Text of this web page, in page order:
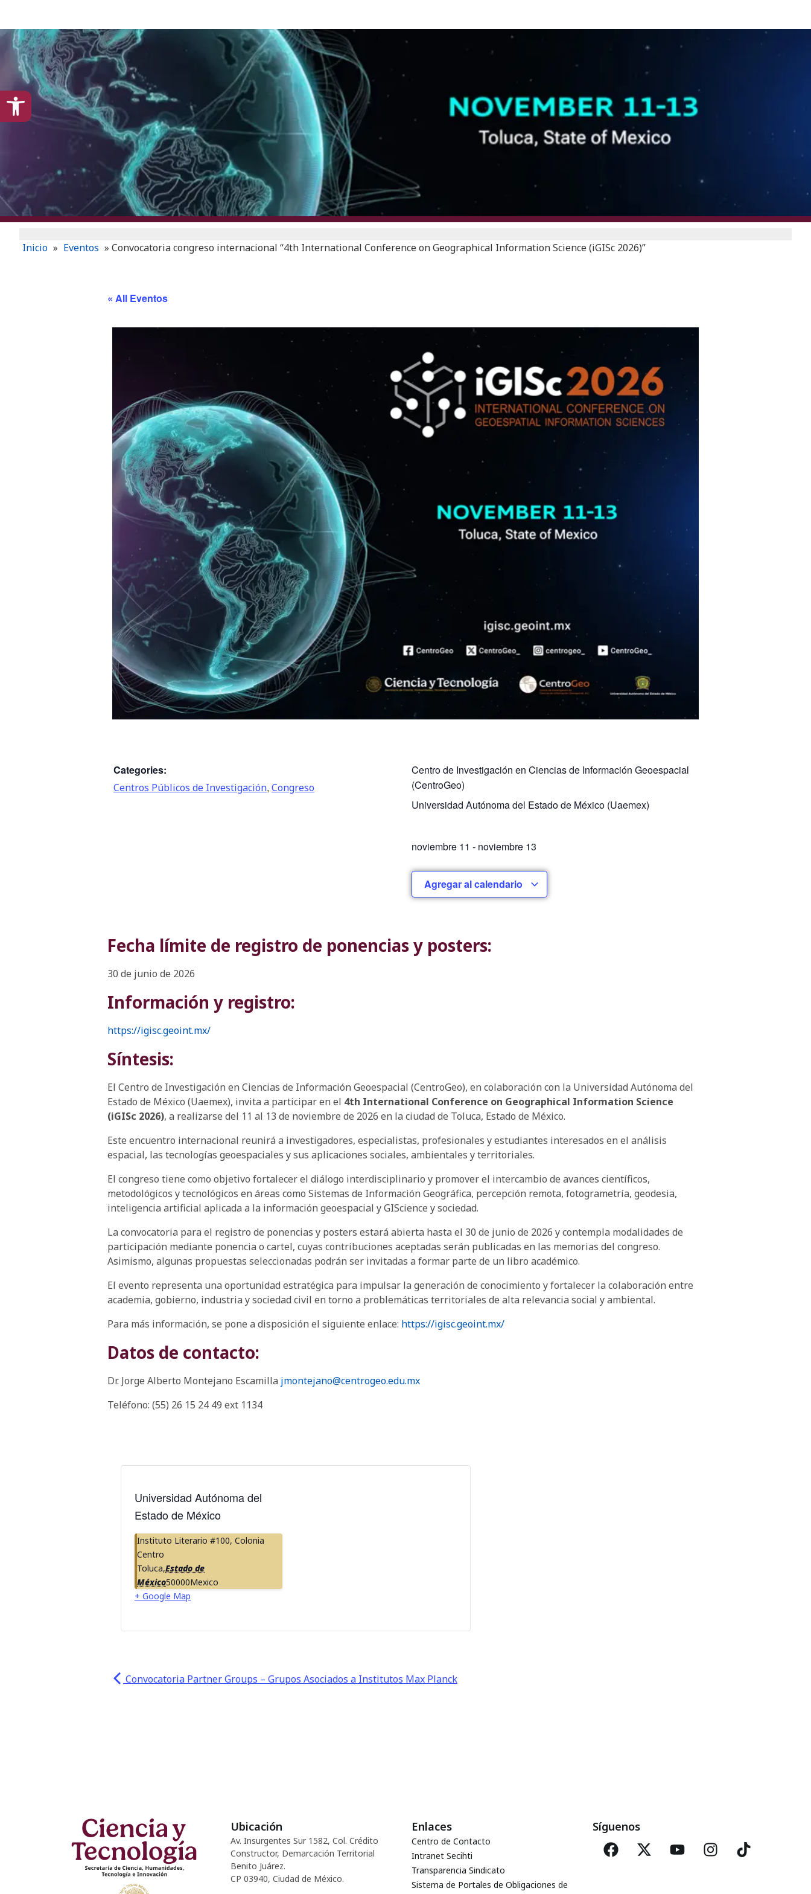
Inicio » Eventos » Convocatoria congreso internacional “4th International Conference on Geographical Information Science (iGISc 2026)”
« All Eventos
Categories:
Centros Públicos de Investigación, Congreso
Centro de Investigación en Ciencias de Información Geoespacial
(CentroGeo)
Universidad Autónoma del Estado de México (Uaemex)
noviembre 11 - noviembre 13
Agregar al calendario
Fecha límite de registro de ponencias y posters:
30 de junio de 2026
Información y registro:
https://igisc.geoint.mx/
Síntesis:
El Centro de Investigación en Ciencias de Información Geoespacial (CentroGeo), en colaboración con la Universidad Autónoma del
Estado de México (Uaemex), invita a participar en el 4th International Conference on Geographical Information Science
(iGISc 2026), a realizarse del 11 al 13 de noviembre de 2026 en la ciudad de Toluca, Estado de México.
Este encuentro internacional reunirá a investigadores, especialistas, profesionales y estudiantes interesados en el análisis
espacial, las tecnologías geoespaciales y sus aplicaciones sociales, ambientales y territoriales.
El congreso tiene como objetivo fortalecer el diálogo interdisciplinario y promover el intercambio de avances científicos,
metodológicos y tecnológicos en áreas como Sistemas de Información Geográfica, percepción remota, fotogrametría, geodesia,
inteligencia artificial aplicada a la información geoespacial y GIScience y sociedad.
La convocatoria para el registro de ponencias y posters estará abierta hasta el 30 de junio de 2026 y contempla modalidades de
participación mediante ponencia o cartel, cuyas contribuciones aceptadas serán publicadas en las memorias del congreso.
Asimismo, algunas propuestas seleccionadas podrán ser invitadas a formar parte de un libro académico.
El evento representa una oportunidad estratégica para impulsar la generación de conocimiento y fortalecer la colaboración entre
academia, gobierno, industria y sociedad civil en torno a problemáticas territoriales de alta relevancia social y ambiental.
Para más información, se pone a disposición el siguiente enlace: https://igisc.geoint.mx/
Datos de contacto:
Dr. Jorge Alberto Montejano Escamilla jmontejano@centrogeo.edu.mx
Teléfono: (55) 26 15 24 49 ext 1134
Universidad Autónoma del
Estado de México
Instituto Literario #100, Colonia
Centro
Toluca,Estado de
México50000Mexico
+ Google Map
Convocatoria Partner Groups – Grupos Asociados a Institutos Max Planck
Ubicación
Av. Insurgentes Sur 1582, Col. Crédito
Constructor, Demarcación Territorial
Benito Juárez.
CP 03940, Ciudad de México.
Enlaces
Centro de Contacto
Intranet Secihti
Transparencia Sindicato
Sistema de Portales de Obligaciones de
Síguenos
Open toolbar